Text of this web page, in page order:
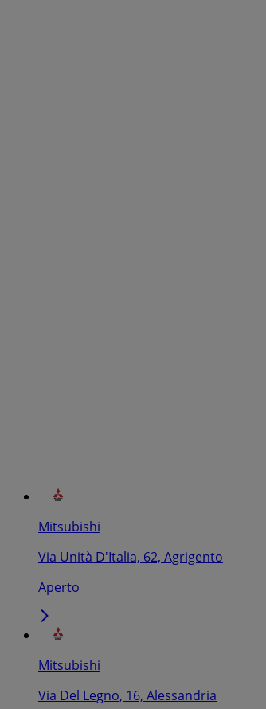
Mitsubishi
Via Unità D'Italia, 62, Agrigento
Aperto
Mitsubishi
Via Del Legno, 16, Alessandria